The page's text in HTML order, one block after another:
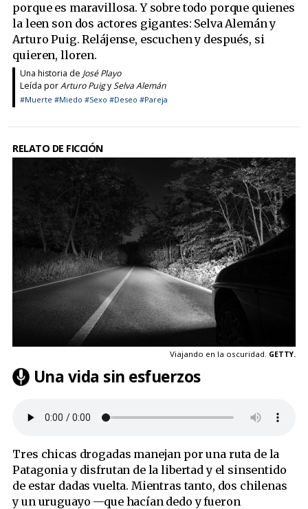
porque es maravillosa. Y sobre todo porque quienes
la leen son dos actores gigantes: Selva Alemán y
Arturo Puig. Relájense, escuchen y después, si
quieren, lloren.
Una historia de José Playo
Leída porArturo PuigySelva Alemán
#Muerte #Miedo #Sexo #Deseo #Pareja
RELATO DE FICCIÓN
Viajando en la oscuridad. GETTY.
Una vida sin esfuerzos
Tres chicas drogadas manejan por una ruta de la
Patagonia y disfrutan de la libertad y el sinsentido
de estar dadas vuelta. Mientras tanto, dos chilenas
y un uruguayo —que hacían dedo y fueron